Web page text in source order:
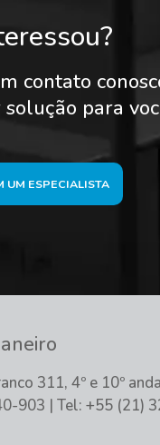
contato
para
UM ESPECIALISTA
311, 4º e 10º
903 | Tel: +55 (21)